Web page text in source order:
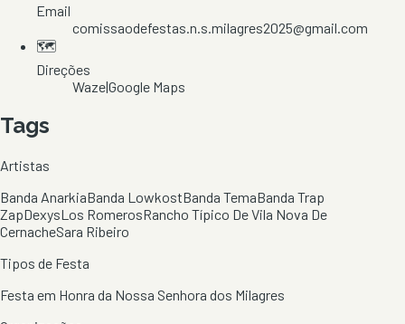
Email
comissaodefestas.n.s.milagres2025@gmail.com
🗺️
Direções
Waze|Google Maps
Tags
Artistas
Banda AnarkiaBanda LowkostBanda TemaBanda Trap
ZapDexysLos RomerosRancho Típico De Vila Nova De
CernacheSara Ribeiro
Tipos de Festa
Festa em Honra da Nossa Senhora dos Milagres